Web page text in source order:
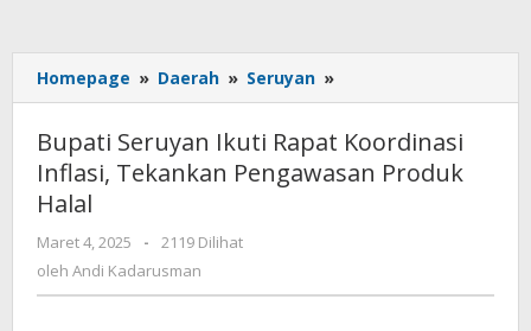
Homepage » Daerah » Seruyan »
Seruyan
Rapat
Koordinasi
Halal
Bupati Seruyan Ikuti Rapat Koordinasi
Inflasi, Tekankan Pengawasan Produk
Halal
Maret 4, 2025
oleh
Andi
-
2119 Dilihat
oleh Andi Kadarusman